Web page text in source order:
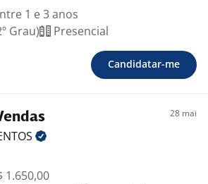
1 e 3 anos
Grau)
Presencial
Candidatar-me
28 mai
1.650,00